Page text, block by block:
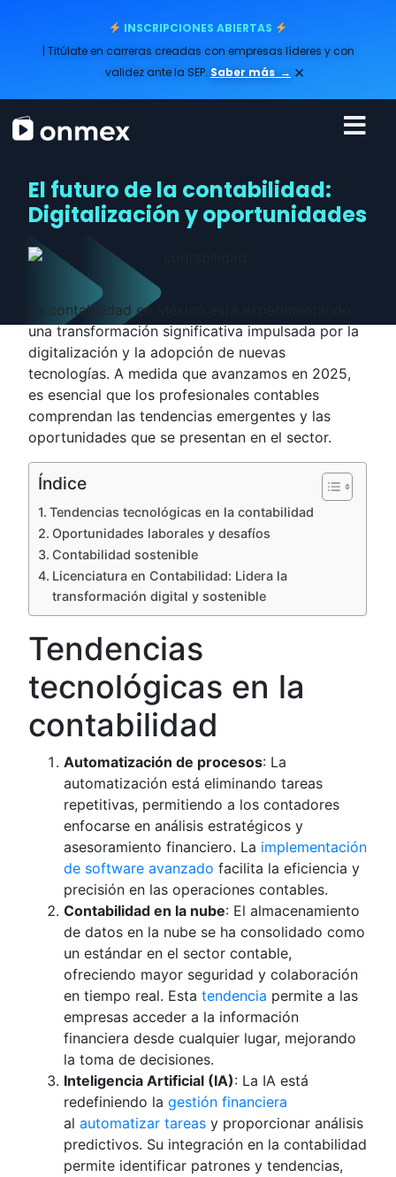
INSCRIPCIONES ABIERTAS
| Titúlate en carreras creadas con empresas líderes y con
validez ante la SEP. Saber más → ×
El futuro de la contabilidad:
Digitalización y oportunidades
La contabilidad en México está experimentando
una transformación significativa impulsada por la
digitalización y la adopción de nuevas
tecnologías. A medida que avanzamos en 2025,
es esencial que los profesionales contables
comprendan las tendencias emergentes y las
oportunidades que se presentan en el sector.
Índice
Tendencias tecnológicas en la contabilidad
Oportunidades laborales y desafíos
Contabilidad sostenible
Licenciatura en Contabilidad: Lidera la
transformación digital y sostenible
Tendencias
tecnológicas en la
contabilidad
Automatización de procesos: La
automatización está eliminando tareas
repetitivas, permitiendo a los contadores
enfocarse en análisis estratégicos y
asesoramiento financiero. La implementación
de software avanzado facilita la eficiencia y
precisión en las operaciones contables.
Contabilidad en la nube: El almacenamiento
de datos en la nube se ha consolidado como
un estándar en el sector contable,
ofreciendo mayor seguridad y colaboración
en tiempo real. Estatendencia permite a las
empresas acceder a la información
financiera desde cualquier lugar, mejorando
la toma de decisiones.
Inteligencia Artificial (IA): La IA está
redefiniendo lagestión financiera
alautomatizar tareas y proporcionar análisis
predictivos. Su integración en la contabilidad
permite identificar patrones y tendencias,